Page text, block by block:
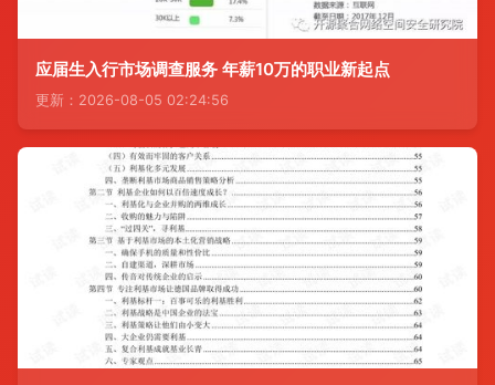
应届生入行市场调查服务 年薪10万的职业新起点
更新：2026-08-05 02:24:56